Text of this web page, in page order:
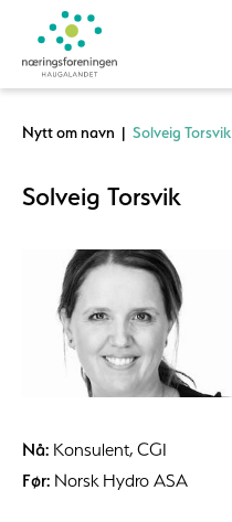
Nytt om navn | Solveig Torsvik
Solveig Torsvik
Nå: Konsulent, CGI
Før: Norsk Hydro ASA